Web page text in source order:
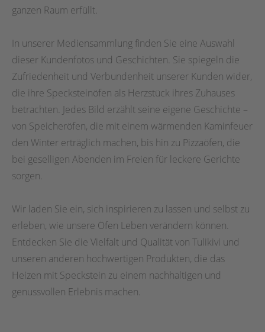
ganzen Raum erfüllt.
In unserer Mediensammlung finden Sie eine Auswahl
dieser Kundenfotos und Geschichten. Sie spiegeln die
Zufriedenheit und Verbundenheit unserer Kunden wider,
die ihre Specksteinöfen als Herzstück ihres Zuhauses
betrachten. Jedes Bild erzählt seine eigene Geschichte –
von Speicheröfen, die mit einem wärmenden Kaminfeuer
den Winter erträglich machen, bis hin zu Pizzaöfen, die
bei geselligen Abenden im Freien für leckere Gerichte
sorgen.
Wir laden Sie ein, sich inspirieren zu lassen und selbst zu
erleben, wie unsere Öfen Leben verändern können.
Entdecken Sie die Vielfalt und Qualität von Tulikivi und
unseren anderen hochwertigen Produkten, die das
Heizen mit Speckstein zu einem nachhaltigen und
genussvollen Erlebnis machen.